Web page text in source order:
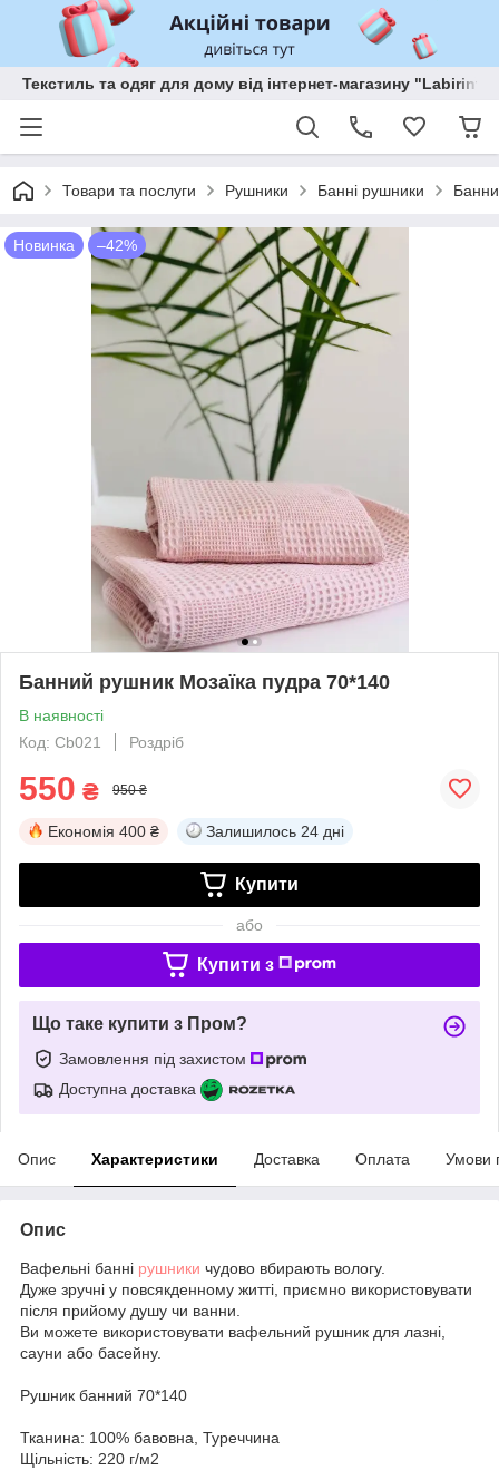
Текстиль та одяг для дому від інтернет-магазину "Labirint"
Товари та послуги Рушники Банні рушники
Новинка –42%
Банний рушник Мозаїка пудра 70*140
В наявності
Код: Cb021
Роздріб
550 ₴ 950 ₴
Економія 400 ₴ Залишилось 24 дні
Купити
або
Купити з
Що таке купити з Пром?
Замовлення під захистом
Доступна доставка
Опис Характеристики Доставка Оплата Умови
Опис
Вафельні банні рушники чудово вбирають вологу.
Дуже зручні у повсякденному житті, приємно використовувати
після прийому душу чи ванни.
Ви можете використовувати вафельний рушник для лазні,
сауни або басейну.
Рушник банний 70*140
Тканина: 100% бавовна, Туреччина
Щільність: 220 г/м2